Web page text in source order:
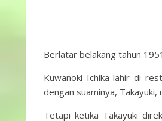
Berlatar belakang tahun
Kuwanoki Ichika lahir di
dengan suaminya, Takayuki,
Tetapi ketika Takayuki